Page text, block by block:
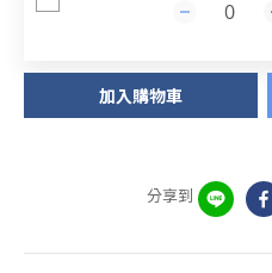
加入購物車
分享到